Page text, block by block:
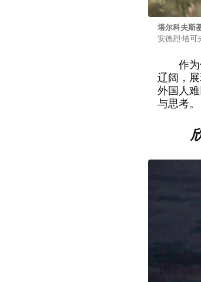
塔尔科夫斯
安德烈·塔
作为俄
辽阔，
外国人
与思考。
欣